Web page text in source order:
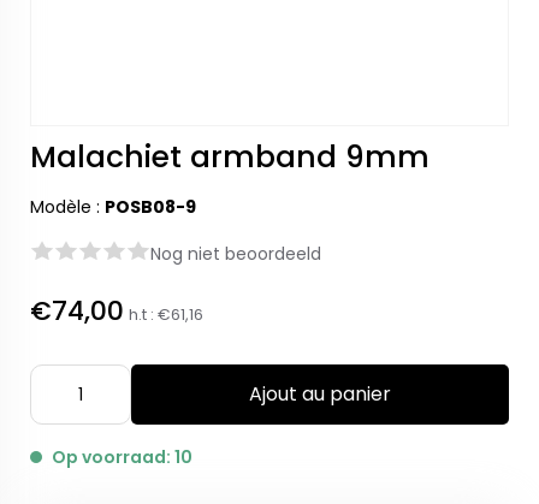
Malachiet armband 9mm
Modèle : POSB08-9
Nog niet beoordeeld
€74,00 h.t : €61,16
Ajout au panier
Op voorraad: 10